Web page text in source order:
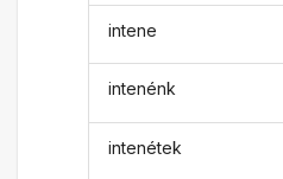
intene
intenénk
intenétek